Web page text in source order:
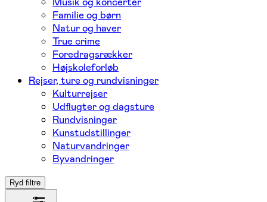
Familie og børn
Natur og haver
True crime
Foredragsrækker
Højskoleforløb
Rejser, ture og rundvisninger
Kulturrejser
Udflugter og dagsture
Rundvisninger
Kunstudstillinger
Naturvandringer
Byvandringer
Ryd filtre